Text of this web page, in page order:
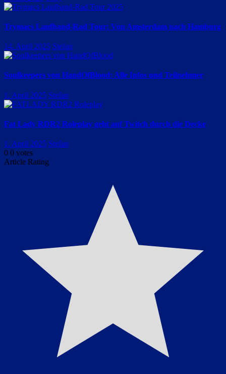
Trymacs Laufband-Rad Tour: Von Amsterdam nach Hamburg
14. April 2025 Stefan
Soulkeepers von HandOfBlood: Alle Infos und Teilnehmer
1. April 2025 Stefan
Fat Lady RDR2 Roleplay geht auf Twitch durch die Decke
1. April 2025 Stefan
0 0 votes
Article Rating